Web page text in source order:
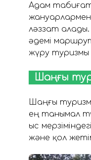
Адам
ләззат
әдемі
жүру туризмы
Шаңғы
Шаңғы
ең танымал
Қыс
және қол